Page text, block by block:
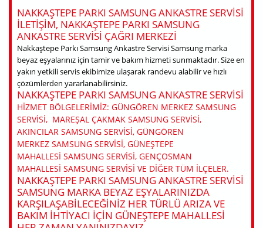
NAKKAŞTEPE PARKI SAMSUNG ANKASTRE SERVISI
ILETIŞIM, NAKKAŞTEPE PARKI SAMSUNG
ANKASTRE SERVISI ÇAĞRI MERKEZI
Nakkaştepe Parkı Samsung Ankastre Servisi Samsung marka
beyaz eşyalarınız için tamir ve bakım hizmeti sunmaktadır. Size en
yakın yetkili servis ekibimize ulaşarak randevu alabilir ve hızlı
çözümlerden yararlanabilirsiniz.
NAKKAŞTEPE PARKI SAMSUNG ANKASTRE SERVISI
HIZMET BÖLGELERIMIZ: GÜNGÖREN MERKEZ SAMSUNG
SERVISI, MAREŞAL ÇAKMAK SAMSUNG SERVISI,
AKINCILAR SAMSUNG SERVISI, GÜNGÖREN
MERKEZ SAMSUNG SERVISI, GÜNEŞTEPE
MAHALLESI SAMSUNG SERVISI, GENÇOSMAN
MAHALLESI SAMSUNG SERVISI VE DIĞER TÜM ILÇELER.
NAKKAŞTEPE PARKI SAMSUNG ANKASTRE SERVISI
SAMSUNG MARKA BEYAZ EŞYALARINIZDA
KARŞILAŞABILECEĞINIZ HER TÜRLÜ ARIZA VE
BAKIM IHTIYACI IÇIN GÜNEŞTEPE MAHALLESI